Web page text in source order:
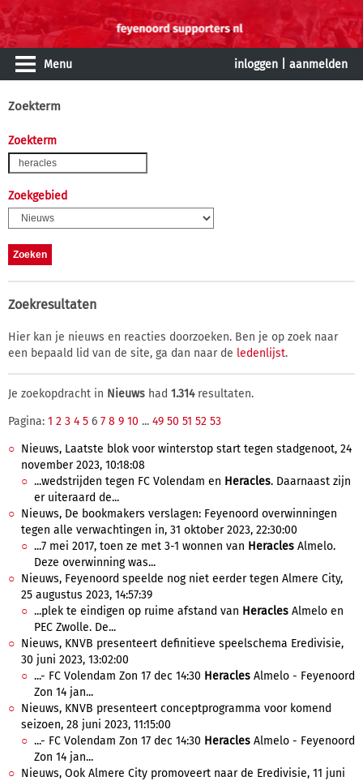
Menu inloggen aanmelden
Zoekterm
Zoekterm
Zoekgebied
Zoekresultaten
Hier kan je nieuws en reacties doorzoeken. Ben je op zoek naar
een bepaald lid van de site, ga dan naar de ledenlijst.
Je zoekopdracht in Nieuws had 1.314resultaten.
Pagina: 1 2 3 4 5 6 7 8 9 10 ... 49 50 51 52 53
Nieuws, Laatste blok voor winterstop start tegen stadgenoot, 24
november 2023, 10:18:08
...wedstrijden tegen FC Volendam en Heracles. Daarnaast zijn
er uiteraard de...
Nieuws, De bookmakers verslagen: Feyenoord overwinningen
tegen alle verwachtingen in, 31 oktober 2023, 22:30:00
...7 mei 2017, toen ze met 3-1 wonnen van Heracles Almelo.
Deze overwinning was...
Nieuws, Feyenoord speelde nog niet eerder tegen Almere City,
25 augustus 2023, 14:57:39
...plek te eindigen op ruime afstand van Heracles Almelo en
PEC Zwolle. De...
Nieuws, KNVB presenteert definitieve speelschema Eredivisie,
30 juni 2023, 13:02:00
...- FC Volendam Zon 17 dec 14:30 Heracles Almelo - Feyenoord
Zon 14 jan...
Nieuws, KNVB presenteert conceptprogramma voor komend
seizoen, 28 juni 2023, 11:15:00
...- FC Volendam Zon 17 dec 14:30 Heracles Almelo - Feyenoord
Zon 14 jan...
Nieuws, Ook Almere City promoveert naar de Eredivisie, 11 juni